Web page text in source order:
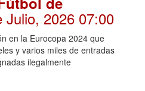
Julio, 2026 07:00
en la Eurocopa 2024 que
y varios miles de entradas
ilegalmente